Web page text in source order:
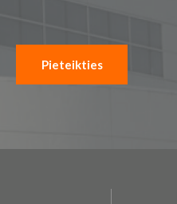
Pieteikties